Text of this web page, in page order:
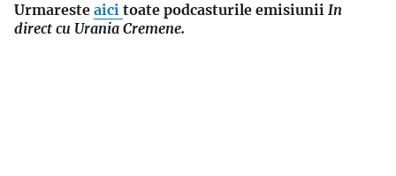
Urmareste aici toate podcasturile emisiunii In
direct cu Urania Cremene.